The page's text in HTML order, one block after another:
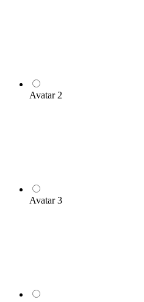
Avatar 2
Avatar 3